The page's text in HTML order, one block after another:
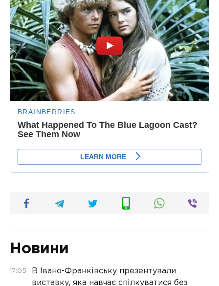
Новини
17:05
В Івано-Франківську презентували
виставку, яка навчає спілкуватися без